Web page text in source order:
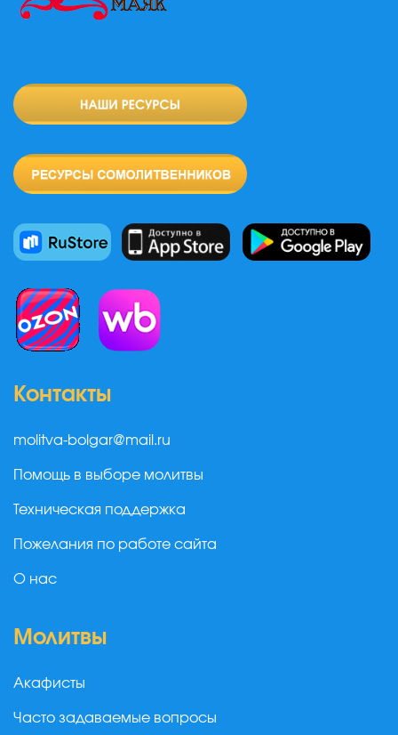
Контакты
molitva-bolgar@mail.ru
Помощь в выборе молитвы
Техническая поддержка
Пожелания по работе сайта
О нас
Молитвы
Акафисты
Часто задаваемые вопросы